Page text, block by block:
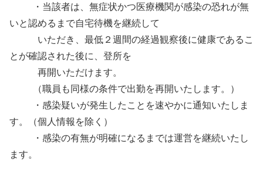
・当該者は、無症状かつ医療機関が感染の恐れが無
いと認めるまで自宅待機を継続して
いただき、最低２週間の経過観察後に健康であるこ
とが確認された後に、登所を
再開いただけます。
（職員も同様の条件で出勤を再開いたします。）
・感染疑いが発生したことを速やかに通知いたしま
す。（個人情報を除く）
・感染の有無が明確になるまでは運営を継続いたし
ます。